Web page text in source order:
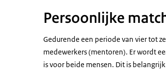
Persoonlijke
Gedurende een periode van vier tot
medewerkers (mentoren). Er wordt
is voor beide mensen. Dit is